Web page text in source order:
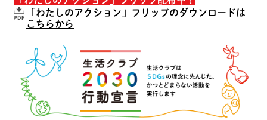
「わたしのアクション」フリップのダウンロードは
こちらから